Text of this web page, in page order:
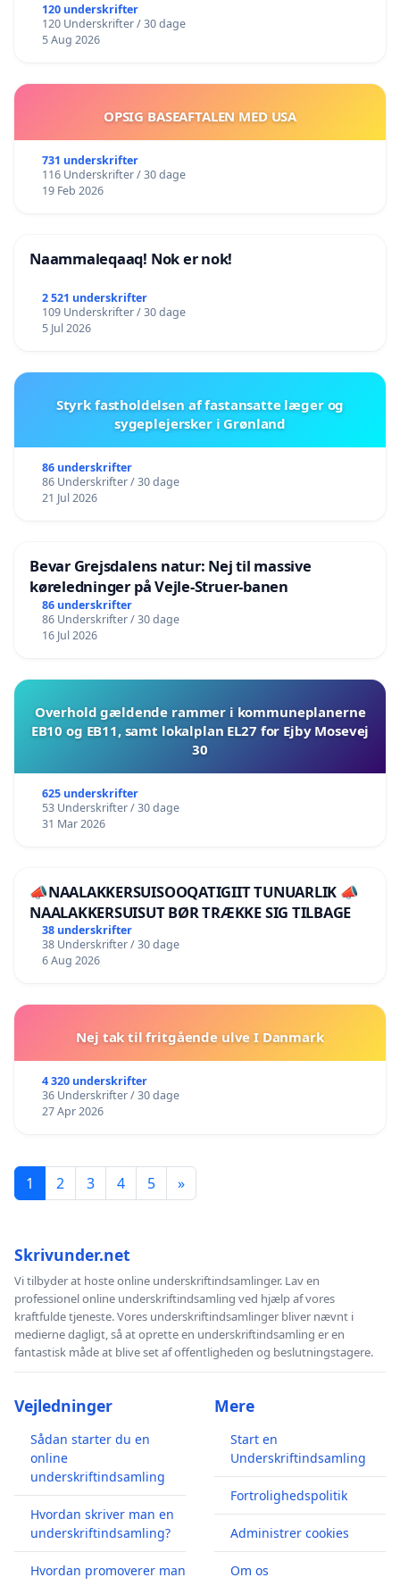
120 underskrifter
120 Underskrifter / 30 dage
5 Aug 2026
OPSIG BASEAFTALEN MED USA
731 underskrifter
116 Underskrifter / 30 dage
19 Feb 2026
Naammaleqaaq! Nok er nok!
2 521 underskrifter
109 Underskrifter / 30 dage
5 Jul 2026
Styrk fastholdelsen af fastansatte læger og
sygeplejersker i Grønland
86 underskrifter
86 Underskrifter / 30 dage
21 Jul 2026
Bevar Grejsdalens natur: Nej til massive
køreledninger på Vejle-Struer-banen
86 underskrifter
86 Underskrifter / 30 dage
16 Jul 2026
Overhold gældende rammer i kommuneplanerne
EB10 og EB11, samt lokalplan EL27 for Ejby Mosevej
30
625 underskrifter
53 Underskrifter / 30 dage
31 Mar 2026
📣NAALAKKERSUISOOQATIGIIT TUNUARLIK 📣
NAALAKKERSUISUT BØR TRÆKKE SIG TILBAGE
38 underskrifter
38 Underskrifter / 30 dage
6 Aug 2026
Nej tak til fritgående ulve I Danmark
4 320 underskrifter
36 Underskrifter / 30 dage
27 Apr 2026
1 2 3 4 5 »
Skrivunder.net
Vi tilbyder at hoste online underskriftindsamlinger. Lav en
professionel online underskriftindsamling ved hjælp af vores
kraftfulde tjeneste. Vores underskriftindsamlinger bliver nævnt i
medierne dagligt, så at oprette en underskriftindsamling er en
fantastisk måde at blive set af offentligheden og beslutningstagere.
Vejledninger
Sådan starter du en
online
underskriftindsamling
Hvordan skriver man en
underskriftindsamling?
Hvordan promoverer man
Mere
Start en
Underskriftindsamling
Fortrolighedspolitik
Administrer cookies
Om os